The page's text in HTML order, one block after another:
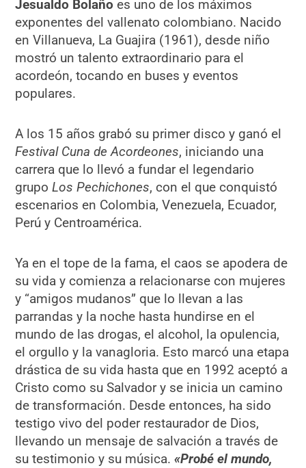
Jesualdo Bolaño es uno de los máximos
exponentes del vallenato colombiano. Nacido
en Villanueva, La Guajira (1961), desde niño
mostró un talento extraordinario para el
acordeón, tocando en buses y eventos
populares.
A los 15 años grabó su primer disco y ganó el
Festival Cuna de Acordeones, iniciando una
carrera que lo llevó a fundar el legendario
grupoLos Pechichones, con el que conquistó
escenarios en Colombia, Venezuela, Ecuador,
Perú y Centroamérica.
Ya en el tope de la fama, el caos se apodera de
su vida y comienza a relacionarse con mujeres
y “amigos mudanos” que lo llevan a las
parrandas y la noche hasta hundirse en el
mundo de las drogas, el alcohol, la opulencia,
el orgullo y la vanagloria. Esto marcó una etapa
drástica de su vida hasta que en 1992 aceptó a
Cristo como su Salvador y se inicia un camino
de transformación. Desde entonces, ha sido
testigo vivo del poder restaurador de Dios,
llevando un mensaje de salvación a través de
su testimonio y su música.«Probé el mundo,